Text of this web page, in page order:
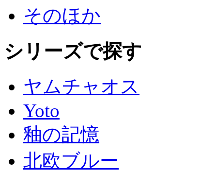
そのほか
シリーズで探す
ヤムチャオス
Yoto
釉の記憶
北欧ブルー